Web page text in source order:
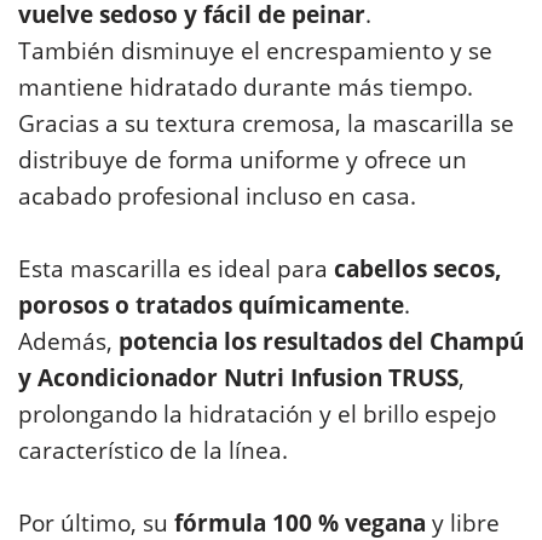
vuelve sedoso y fácil de peinar.
También disminuye el encrespamiento y se
mantiene hidratado durante más tiempo.
Gracias a su textura cremosa, la mascarilla se
distribuye de forma uniforme y ofrece un
acabado profesional incluso en casa.
Esta mascarilla es ideal para cabellos secos,
porosos o tratados químicamente.
Además, potencia los resultados del Champú
y Acondicionador Nutri Infusion TRUSS,
prolongando la hidratación y el brillo espejo
característico de la línea.
Por último, su fórmula 100 % vegana y libre